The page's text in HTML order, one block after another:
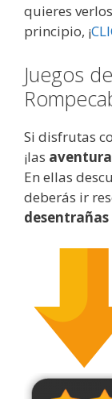
quieres
principio, ¡
Juegos
Si disfrutas
¡las
En ellas
deberás ir